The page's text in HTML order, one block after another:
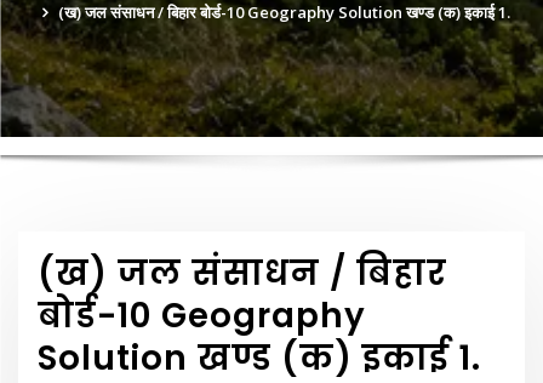
(ख) जल संसाधन / बिहार बोर्ड-10 Geography Solution खण्ड (क) इकाई 1.
(ख) जल संसाधन / बिहार
बोर्ड-10 Geography
Solution खण्ड (क) इकाई 1.